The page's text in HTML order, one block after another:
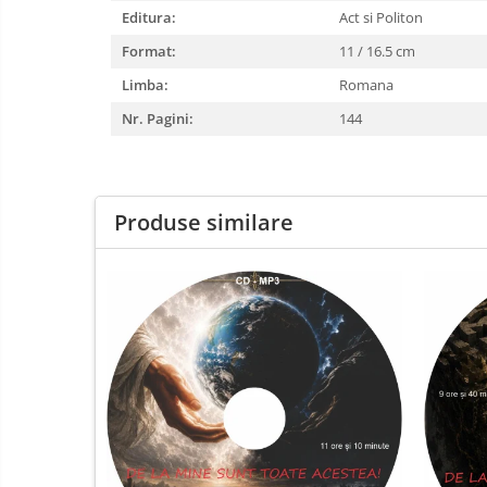
Editura:
Act si Politon
Format:
11 / 16.5 cm
Limba:
Romana
Nr. Pagini:
144
Produse similare